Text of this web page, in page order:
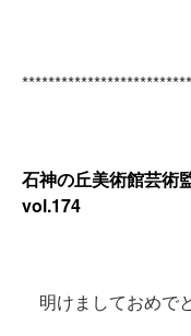
石神の丘美術館芸術
vol.174
明けましておめで